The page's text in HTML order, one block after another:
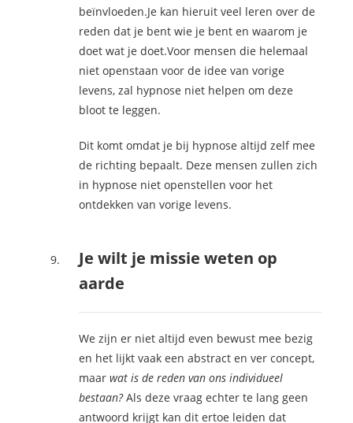
beïnvloeden.Je kan hieruit veel leren over de
reden dat je bent wie je bent en waarom je
doet wat je doet.Voor mensen die helemaal
niet openstaan voor de idee van vorige
levens, zal hypnose niet helpen om deze
bloot te leggen.
Dit komt omdat je bij hypnose altijd zelf mee
de richting bepaalt. Deze mensen zullen zich
in hypnose niet openstellen voor het
ontdekken van vorige levens.
Je wilt je missie weten op
aarde
We zijn er niet altijd even bewust mee bezig
en het lijkt vaak een abstract en ver concept,
maarwat is de reden van ons individueel
bestaan?Als deze vraag echter te lang geen
antwoord krijgt kan dit ertoe leiden dat